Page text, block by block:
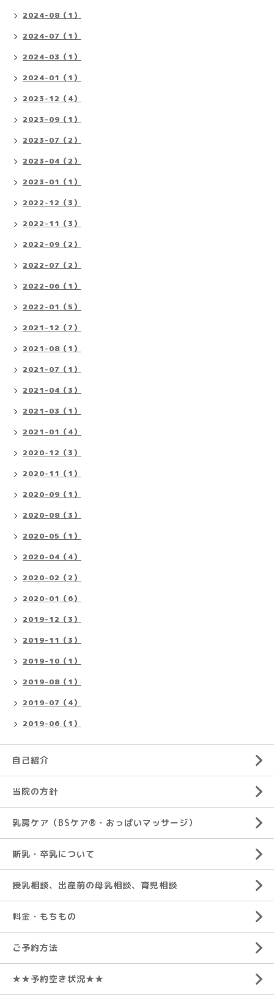
2024-08（1）
2024-07（1）
2024-03（1）
2024-01（1）
2023-12（4）
2023-09（1）
2023-07（2）
2023-04（2）
2023-01（1）
2022-12（3）
2022-11（3）
2022-09（2）
2022-07（2）
2022-06（1）
2022-01（5）
2021-12（7）
2021-08（1）
2021-07（1）
2021-04（3）
2021-03（1）
2021-01（4）
2020-12（3）
2020-11（1）
2020-09（1）
2020-08（3）
2020-05（1）
2020-04（4）
2020-02（2）
2020-01（6）
2019-12（3）
2019-11（3）
2019-10（1）
2019-08（1）
2019-07（4）
2019-06（1）
自己紹介
当院の方針
乳房ケア（BSケア®︎・おっぱいマッサージ）
断乳・卒乳について
授乳相談、出産前の母乳相談、育児相談
料金・もちもの
ご予約方法
★★予約空き状況★★